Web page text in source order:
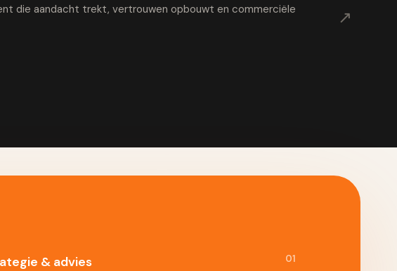
die aandacht trekt, vertrouwen opbouwt en commerciële
↗
& advies 01